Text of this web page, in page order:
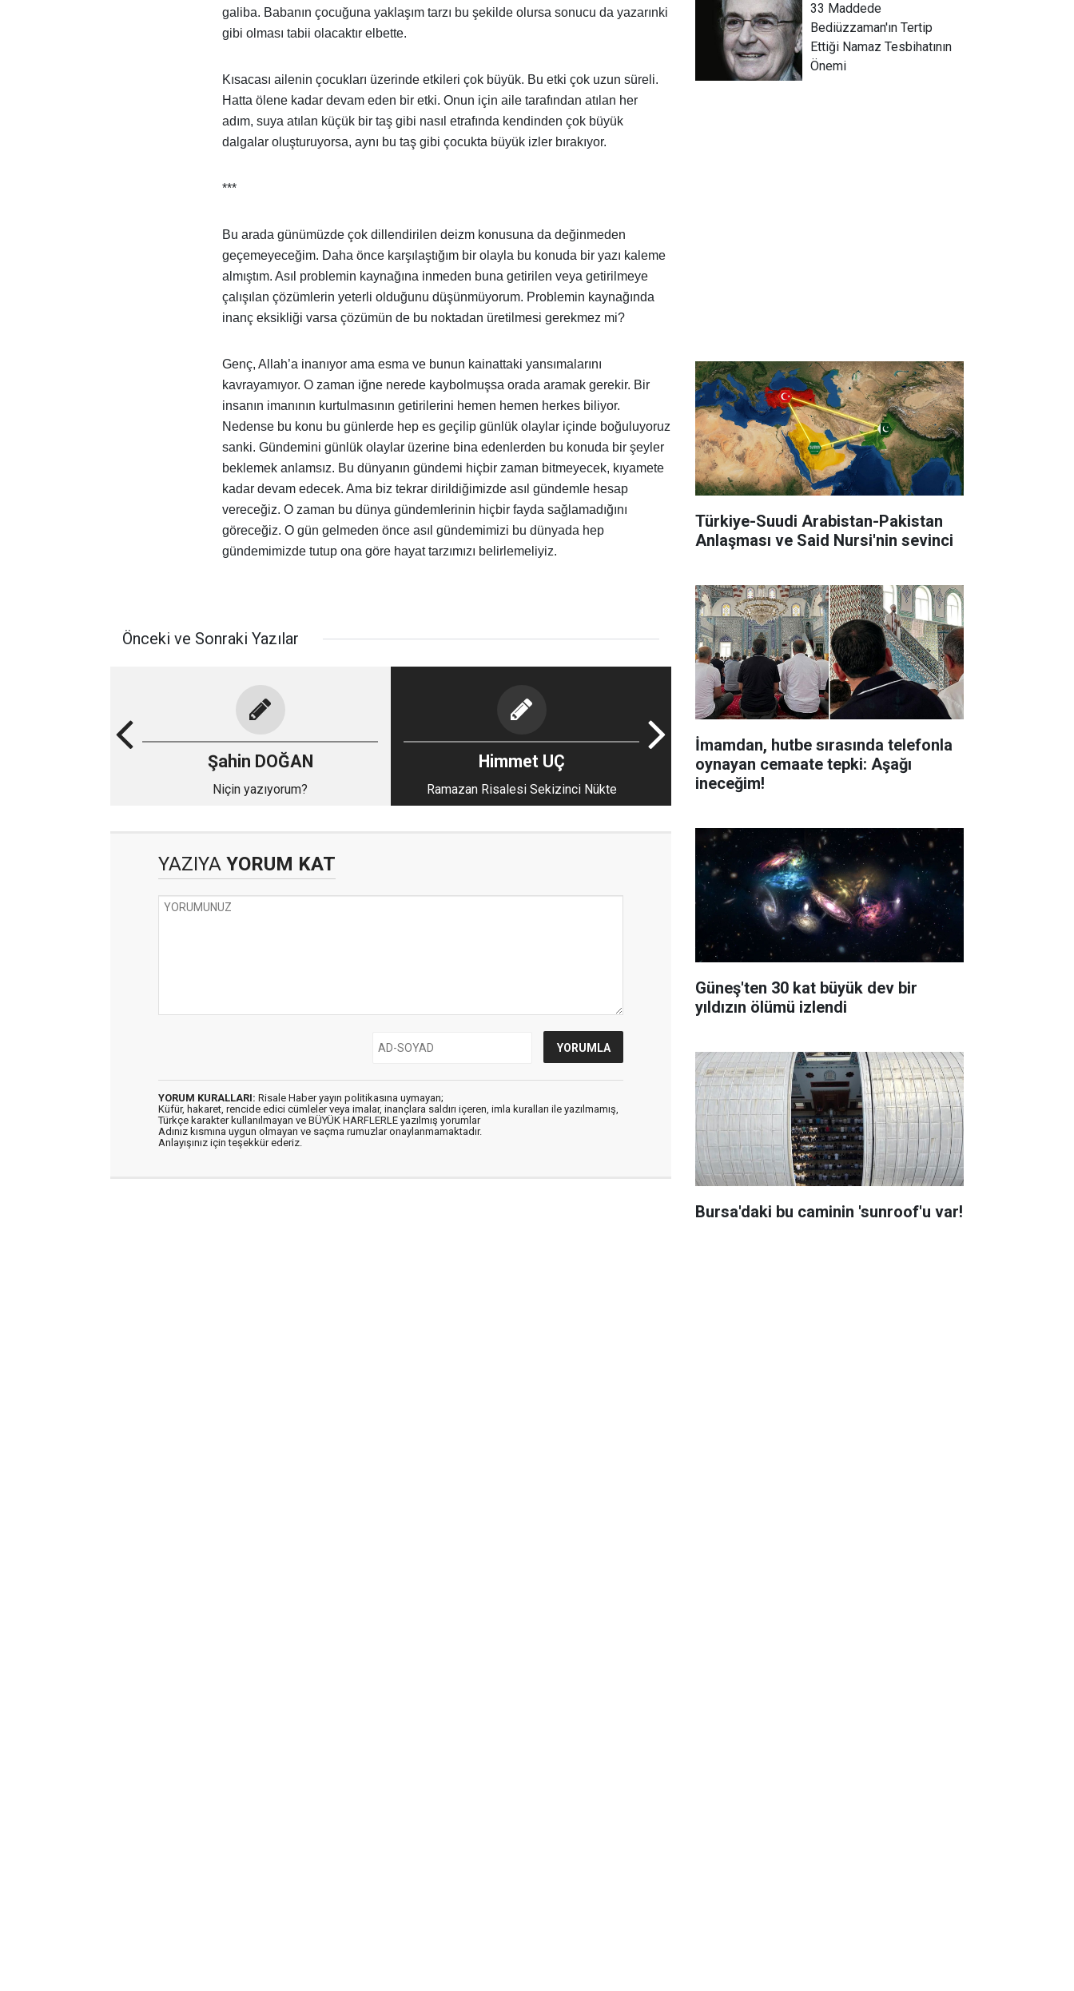
galiba. Babanın çocuğuna yaklaşım tarzı bu şekilde olursa sonucu da yazarınki
gibi olması tabii olacaktır elbette.
Kısacası ailenin çocukları üzerinde etkileri çok büyük. Bu etki çok uzun süreli.
Hatta ölene kadar devam eden bir etki. Onun için aile tarafından atılan her
adım, suya atılan küçük bir taş gibi nasıl etrafında kendinden çok büyük
dalgalar oluşturuyorsa, aynı bu taş gibi çocukta büyük izler bırakıyor.
***
Bu arada günümüzde çok dillendirilen deizm konusuna da değinmeden
geçemeyeceğim. Daha önce karşılaştığım bir olayla bu konuda bir yazı kaleme
almıştım. Asıl problemin kaynağına inmeden buna getirilen veya getirilmeye
çalışılan çözümlerin yeterli olduğunu düşünmüyorum. Problemin kaynağında
inanç eksikliği varsa çözümün de bu noktadan üretilmesi gerekmez mi?
Genç, Allah’a inanıyor ama esma ve bunun kainattaki yansımalarını
kavrayamıyor. O zaman iğne nerede kaybolmuşsa orada aramak gerekir. Bir
insanın imanının kurtulmasının getirilerini hemen hemen herkes biliyor.
Nedense bu konu bu günlerde hep es geçilip günlük olaylar içinde boğuluyoruz
sanki. Gündemini günlük olaylar üzerine bina edenlerden bu konuda bir şeyler
beklemek anlamsız. Bu dünyanın gündemi hiçbir zaman bitmeyecek, kıyamete
kadar devam edecek. Ama biz tekrar dirildiğimizde asıl gündemle hesap
vereceğiz. O zaman bu dünya gündemlerinin hiçbir fayda sağlamadığını
göreceğiz. O gün gelmeden önce asıl gündemimizi bu dünyada hep
gündemimizde tutup ona göre hayat tarzımızı belirlemeliyiz.
Önceki ve Sonraki Yazılar
Şahin DOĞAN
Niçin yazıyorum?
Himmet UÇ
Ramazan Risalesi Sekizinci Nükte
YAZIYA YORUM KAT
YORUM KURALLARI: Risale Haber yayın politikasına uymayan;
Küfür, hakaret, rencide edici cümleler veya imalar, inançlara saldırı içeren, imla kuralları ile yazılmamış,
Türkçe karakter kullanılmayan ve BÜYÜK HARFLERLE yazılmış yorumlar
Adınız kısmına uygun olmayan ve saçma rumuzlar onaylanmamaktadır.
Anlayışınız için teşekkür ederiz.
33 Maddede
Bediüzzaman'ın Tertip
Ettiği Namaz Tesbihatının
Önemi
Türkiye-Suudi Arabistan-Pakistan
Anlaşması ve Said Nursi'nin sevinci
İmamdan, hutbe sırasında telefonla
oynayan cemaate tepki: Aşağı
ineceğim!
Güneş'ten 30 kat büyük dev bir
yıldızın ölümü izlendi
Bursa'daki bu caminin 'sunroof'u var!